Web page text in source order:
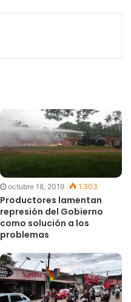
octubre 18, 2019 1.303
Productores lamentan
represión del Gobierno
como solución a los
problemas